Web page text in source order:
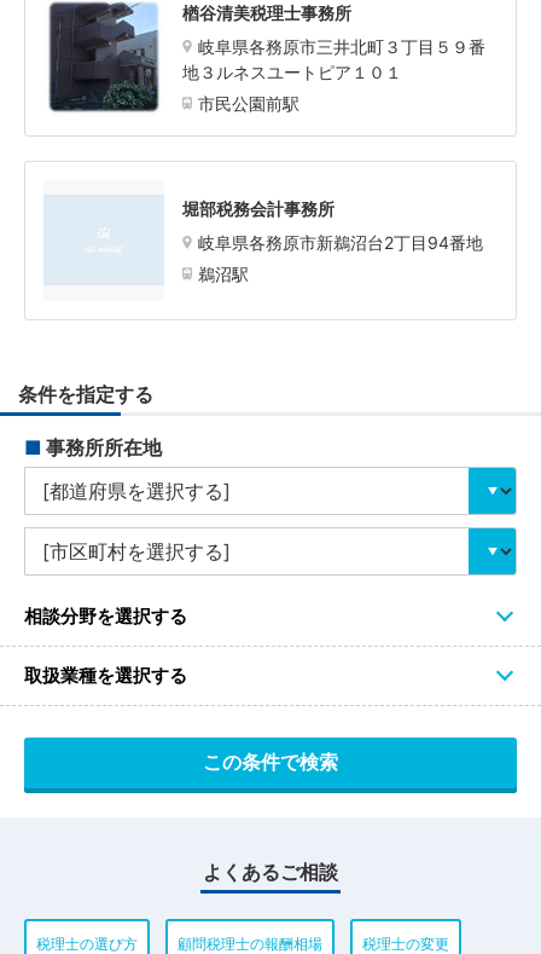
楢谷清美税理士事務所
岐阜県各務原市三井北町３丁目５９番
地３ルネスユートピア１０１
市民公園前駅
堀部税務会計事務所
岐阜県各務原市新鵜沼台2丁目94番地
鵜沼駅
条件を指定する
■ 事務所所在地
相談分野を選択する
取扱業種を選択する
よくあるご相談
税理士の選び方 顧問税理士の報酬相場 税理士の変更